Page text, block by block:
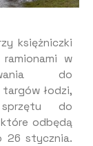
księżniczki
w
do
łodzi,
do
odbędą
26 stycznia.